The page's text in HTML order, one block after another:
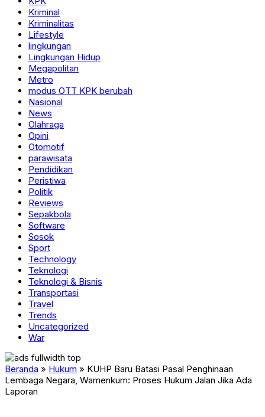
Kriminal
Kriminalitas
Lifestyle
lingkungan
Lingkungan Hidup
Megapolitan
Metro
modus OTT KPK berubah
Nasional
News
Olahraga
Opini
Otomotif
parawisata
Pendidikan
Peristiwa
Politik
Reviews
Sepakbola
Software
Sosok
Sport
Technology
Teknologi
Teknologi & Bisnis
Transportasi
Travel
Trends
Uncategorized
War
Beranda » Hukum » KUHP Baru Batasi Pasal Penghinaan
Lembaga Negara, Wamenkum: Proses Hukum Jalan Jika Ada
Laporan